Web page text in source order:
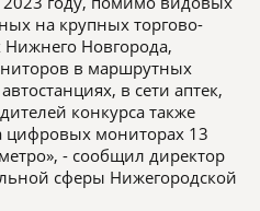
на крупных торгово-
Нижнего Новгорода,
в маршрутных
в сети аптек,
конкурса также
цифровых мониторах 13
- сообщил директор
сферы Нижегородской